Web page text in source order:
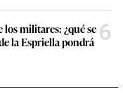
militares: ¿qué se
la Espriella pondrá 6